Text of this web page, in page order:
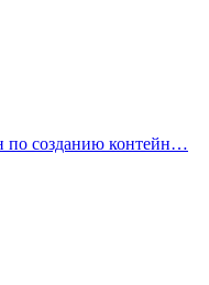
по созданию контейн…